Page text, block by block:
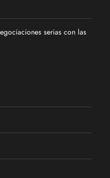
serias con las